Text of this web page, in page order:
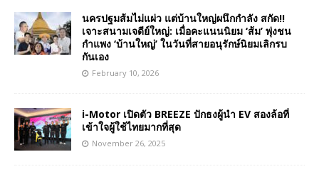
นครปฐมส้มไม่แผ่ว แต่บ้านใหญ่ผนึกกำลัง สกัด!!
เจาะสนามเจดีย์ใหญ่: เมื่อคะแนนนิยม ‘ส้ม’ พุ่งชน
กำแพง ‘บ้านใหญ่’ ในวันที่สายอนุรักษ์นิยมเลิกรบ
กันเอง
February 10, 2026
i-Motor เปิดตัว BREEZE ปักธงผู้นำ EV สองล้อที่
เข้าใจผู้ใช้ไทยมากที่สุด
November 26, 2025